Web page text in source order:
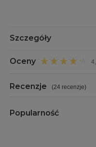
Szczegóły
Oceny
Recenzje (24 recenzje)
Popularność